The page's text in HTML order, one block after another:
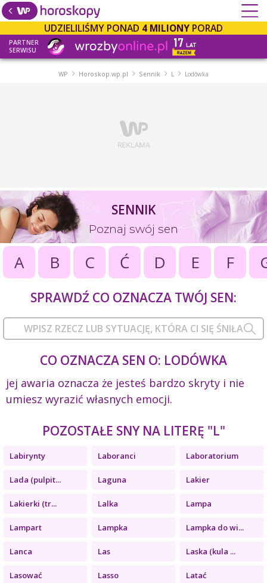
UDZIELILIŚMY PONAD 4 MILIONY PORAD
PARTNER
SERWISU
WP Horoskop.wp.pl Sennik L Lodówka
SENNIK
Poznaj swój sen
A B C Ć D E F
SPRAWDŹ CO OZNACZA TWÓJ SEN:
CO OZNACZA SEN O: LODÓWKA
jej awaria oznacza że jesteś bardzo skryty i nie
umiesz wyrazić własnych emocji.
POZOSTAŁE SNY NA LITERĘ "L"
Labirynty Laboranci Laboratorium
Lada (pulpit... Laguna Lakier
Lakierki (tr... Lalka Lampa
Lampart Lampka Lampka do wi...
Lanca Las Laska (kula ...
Lasować Lasso Latać